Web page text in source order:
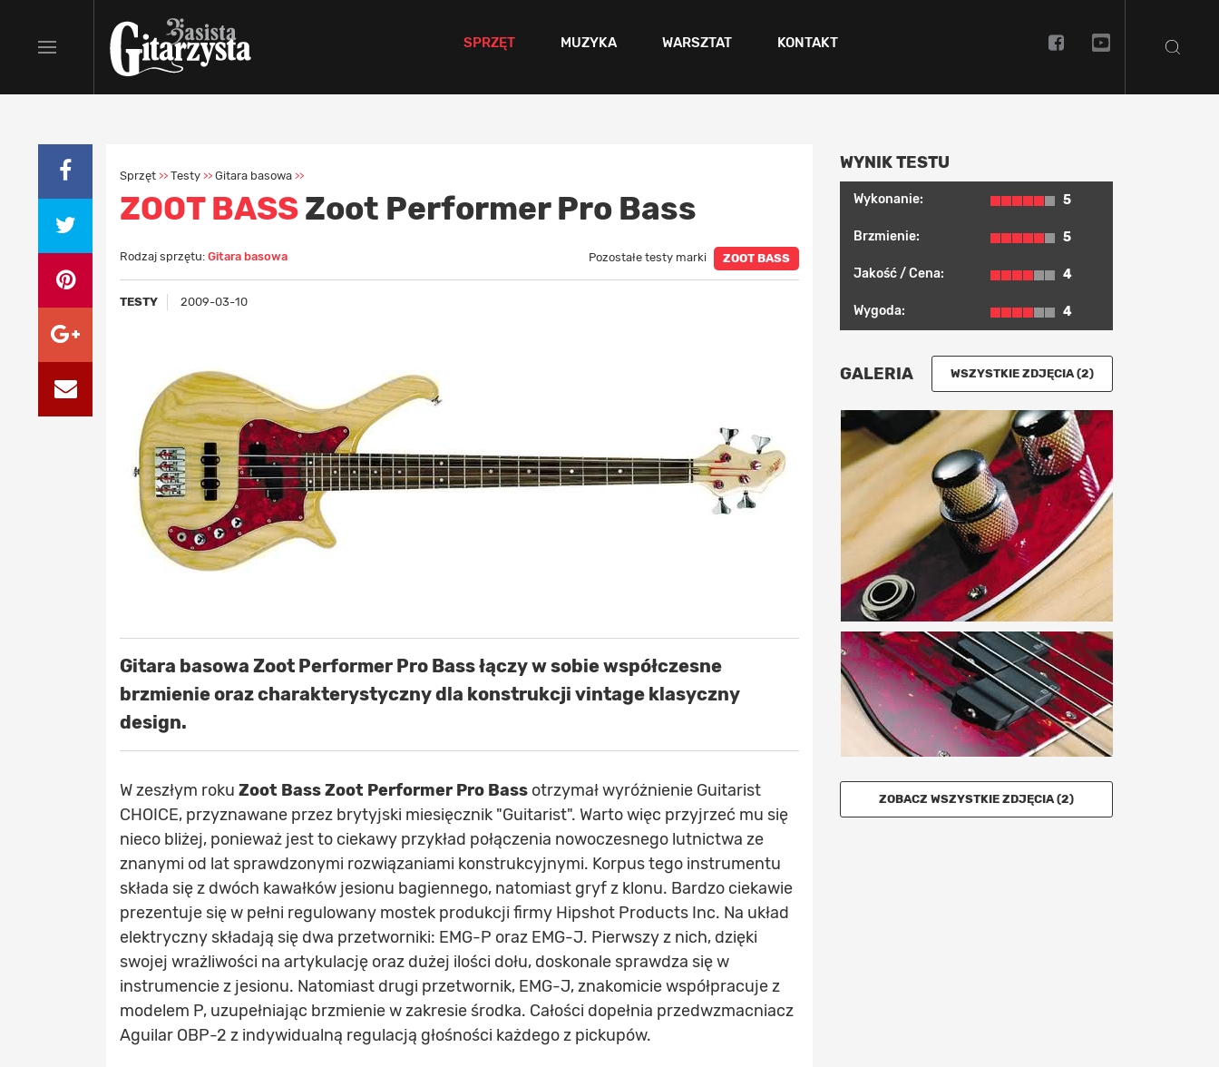
SPRZĘT MUZYKA WARSZTAT KONTAKT
Sprzęt >> Testy >> Gitara basowa >>
ZOOT BASSZoot Performer Pro Bass
Rodzaj sprzętu: Gitara basowa Pozostałe testy marki ZOOT BASS
TESTY 2009-03-10
Gitara basowa Zoot Performer Pro Bass łączy w sobie współczesne
brzmienie oraz charakterystyczny dla konstrukcji vintage klasyczny
design.
W zeszłym roku Zoot Bass Zoot Performer Pro Bass otrzymał wyróżnienie Guitarist
CHOICE, przyznawane przez brytyjski miesięcznik "Guitarist". Warto więc przyjrzeć mu się
nieco bliżej, ponieważ jest to ciekawy przykład połączenia nowoczesnego lutnictwa ze
znanymi od lat sprawdzonymi rozwiązaniami konstrukcyjnymi. Korpus tego instrumentu
składa się z dwóch kawałków jesionu bagiennego, natomiast gryf z klonu. Bardzo ciekawie
prezentuje się w pełni regulowany mostek produkcji firmy Hipshot Products Inc. Na układ
elektryczny składają się dwa przetworniki: EMG-P oraz EMG-J. Pierwszy z nich, dzięki
swojej wrażliwości na artykulację oraz dużej ilości dołu, doskonale sprawdza się w
instrumencie z jesionu. Natomiast drugi przetwornik, EMG-J, znakomicie współpracuje z
modelem P, uzupełniając brzmienie w zakresie środka. Całości dopełnia przedwzmacniacz
Aguilar OBP-2 z indywidualną regulacją głośności każdego z pickupów.
WYNIK TESTU
Wykonanie: 5
Brzmienie: 5
Jakość / Cena: 4
Wygoda: 4
GALERIA WSZYSTKIE ZDJĘCIA (2)
ZOBACZ WSZYSTKIE ZDJĘCIA (2)